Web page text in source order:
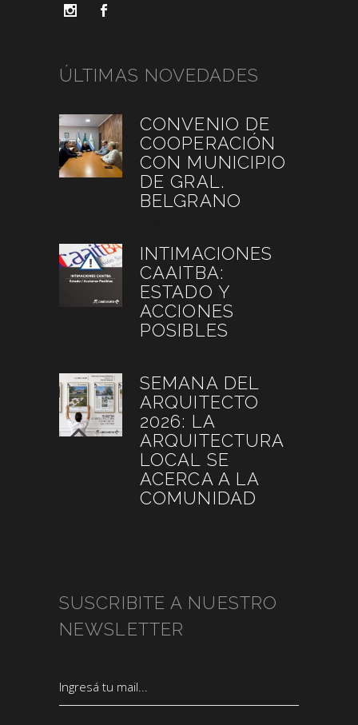
ÚLTIMAS NOVEDADES
CONVENIO DE
COOPERACIÓN
CON MUNICIPIO
DE GRAL.
BELGRANO
INTIMACIONES
CAAITBA:
ESTADO Y
ACCIONES
POSIBLES
SEMANA DEL
ARQUITECTO
2026: LA
ARQUITECTURA
LOCAL SE
ACERCA A LA
COMUNIDAD
SUSCRIBITE A NUESTRO
NEWSLETTER